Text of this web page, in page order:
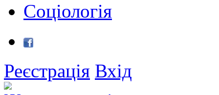
Соціологія
Реєстрація Вхід